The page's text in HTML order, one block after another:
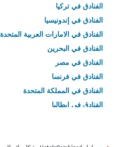
الفنادق في تركيا
الفنادق في إندونيسيا
الفنادق في الامارات العربية المتحدة
الفنادق في البحرين
الفنادق في مصر
الفنادق في فرنسا
الفنادق في المملكة المتحدة
الفنادق في إيطاليا